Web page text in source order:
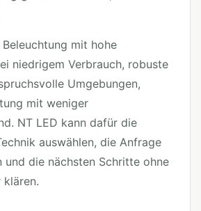
mit hohe
niedrigem Verbrauch, robuste
Umgebungen,
mit weniger
NT LED kann dafür die
auswählen, die Anfrage
und die nächsten Schritte ohne